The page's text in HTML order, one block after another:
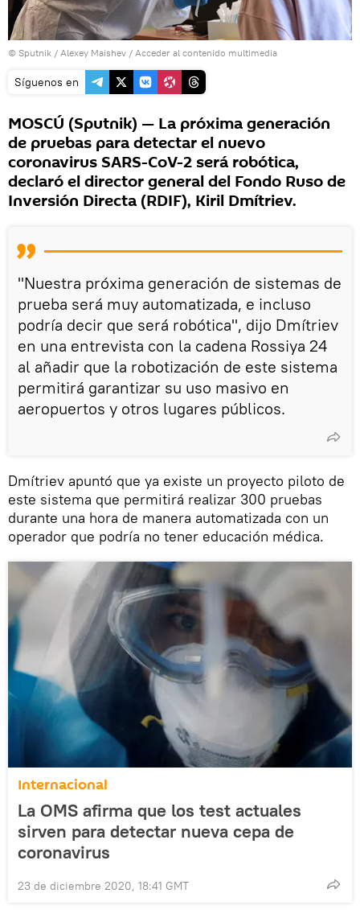
© Sputnik / Alexey Maishev / Acceder al contenido multimedia
Síguenos en
MOSCÚ (Sputnik) — La próxima generación
de pruebas para detectar el nuevo
coronavirus SARS-CoV-2 será robótica,
declaró el director general del Fondo Ruso de
Inversión Directa (RDIF), Kiril Dmítriev.
"Nuestra próxima generación de sistemas de
prueba será muy automatizada, e incluso
podría decir que será robótica", dijo Dmítriev
en una entrevista con la cadena Rossiya 24
al añadir que la robotización de este sistema
permitirá garantizar su uso masivo en
aeropuertos y otros lugares públicos.
Dmítriev apuntó que ya existe un proyecto piloto de
este sistema que permitirá realizar 300 pruebas
durante una hora de manera automatizada con un
operador que podría no tener educación médica.
Internacional
La OMS afirma que los test actuales
sirven para detectar nueva cepa de
coronavirus
23 de diciembre 2020, 18:41 GMT